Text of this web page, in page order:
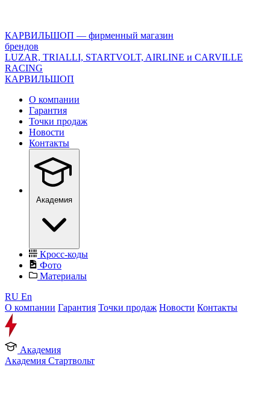
version="1.0"
encoding="utf-
8"?
>
КАРВИЛЬШОП — фирменный магазин
брендов
LUZAR, TRIALLI, STARTVOLT, AIRLINE и CARVILLE
RACING
КАРВИЛЬШОП
О компании
Гарантия
Точки продаж
Новости
Контакты
Академия
Кросс-коды
Фото
Материалы
RU En
О компании Гарантия Точки продаж Новости Контакты
Академия
Академия Стартвольт